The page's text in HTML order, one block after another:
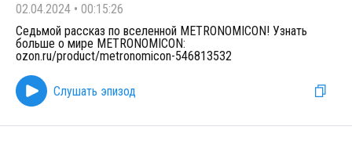
02.04.2024 • 00:15:26
Седьмой рассказ по вселенной METRONOMICON! Узнать
больше о мире METRONOMICON:
ozon.ru/product/metronomicon-546813532
Слушать эпизод